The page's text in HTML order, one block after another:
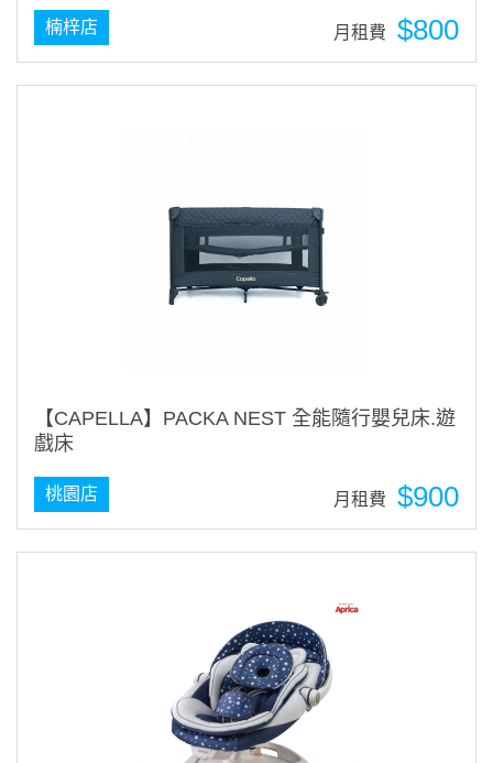
$800
月租費
楠梓店
【CAPELLA】PACKA NEST 全能隨行嬰兒床.遊
戲床
$900
月租費
桃園店